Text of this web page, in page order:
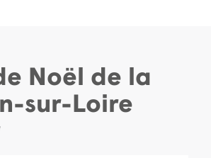
Noël de la
sur-Loire